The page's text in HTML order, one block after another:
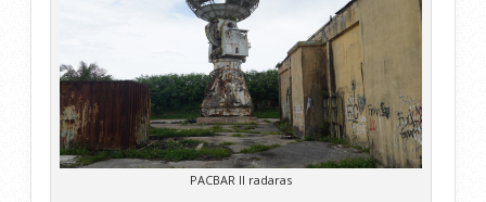
PACBAR II radaras